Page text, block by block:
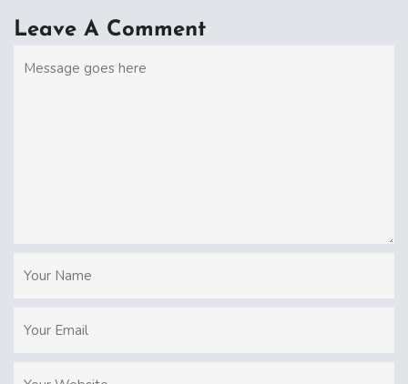
Leave A Comment